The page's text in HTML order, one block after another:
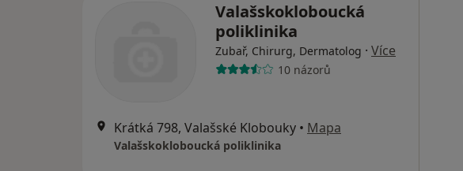
Valašskokloboucká
poliklinika
Zubař, Chirurg, Dermatolog · Více
10 názorů
Krátká 798, Valašské Klobouky • Mapa
Valašskokloboucká poliklinika